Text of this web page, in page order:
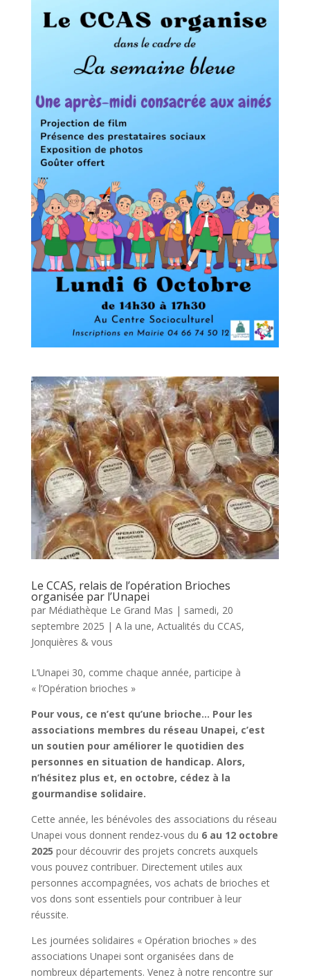
Le CCAS, relais de l’opération Brioches
organisée par l’Unapei
par Médiathèque Le Grand Mas | samedi, 20
septembre 2025 | A la une, Actualités du CCAS,
Jonquières & vous
L’Unapei 30, comme chaque année, participe à
« l’Opération brioches »
Pour vous, ce n’est qu’une brioche… Pour les
associations membres du réseau Unapei, c’est
un soutien pour améliorer le quotidien des
personnes en situation de handicap. Alors,
n’hésitez plus et, en octobre, cédez à la
gourmandise solidaire.
Cette année, les bénévoles des associations du réseau
Unapei vous donnent rendez-vous du 6 au 12 octobre
2025 pour découvrir des projets concrets auxquels
vous pouvez contribuer. Directement utiles aux
personnes accompagnées, vos achats de brioches et
vos dons sont essentiels pour contribuer à leur
réussite.
Les journées solidaires « Opération brioches » des
associations Unapei sont organisées dans de
nombreux départements. Venez à notre rencontre sur